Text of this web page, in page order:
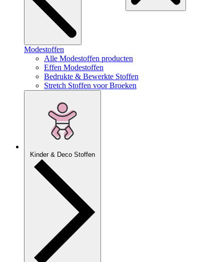
Modestoffen
Alle Modestoffen producten
Effen Modestoffen
Bedrukte & Bewerkte Stoffen
Stretch Stoffen voor Broeken
Kinder & Deco Stoffen